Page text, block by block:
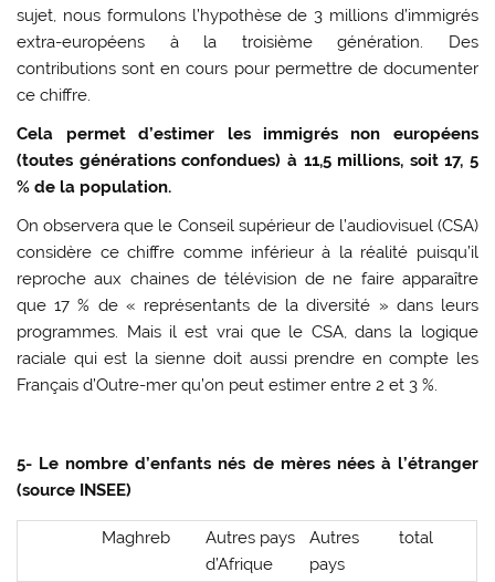
sujet, nous formulons l’hypothèse de 3 millions d’immigrés
extra-européens à la troisième génération. Des
contributions sont en cours pour permettre de documenter
ce chiffre.
Cela permet d’estimer les immigrés non européens
(toutes générations confondues) à 11,5 millions, soit 17, 5
% de la population.
On observera que le Conseil supérieur de l’audiovisuel (CSA)
considère ce chiffre comme inférieur à la réalité puisqu’il
reproche aux chaines de télévision de ne faire apparaître
que 17 % de « représentants de la diversité » dans leurs
programmes. Mais il est vrai que le CSA, dans la logique
raciale qui est la sienne doit aussi prendre en compte les
Français d’Outre-mer qu’on peut estimer entre 2 et 3 %.
5- Le nombre d’enfants nés de mères nées à l’étranger
(source INSEE)
Maghreb
Autres pays
d’Afrique
Autres
pays
total